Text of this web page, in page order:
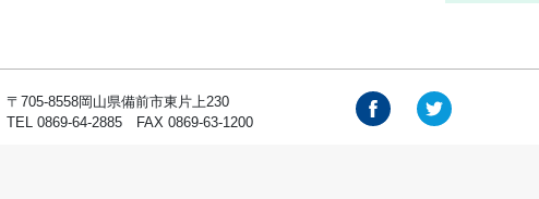
〒705-8558岡山県備前市東片上230
TEL 0869-64-2885 FAX 0869-63-1200